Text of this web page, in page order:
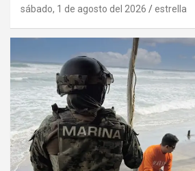
sábado, 1 de agosto del 2026 estrella